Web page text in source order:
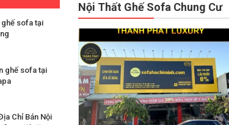
sofa tại
ghế sofa tại
Chỉ Bán Nội
Nội Thất Ghế Sofa Chung Cư